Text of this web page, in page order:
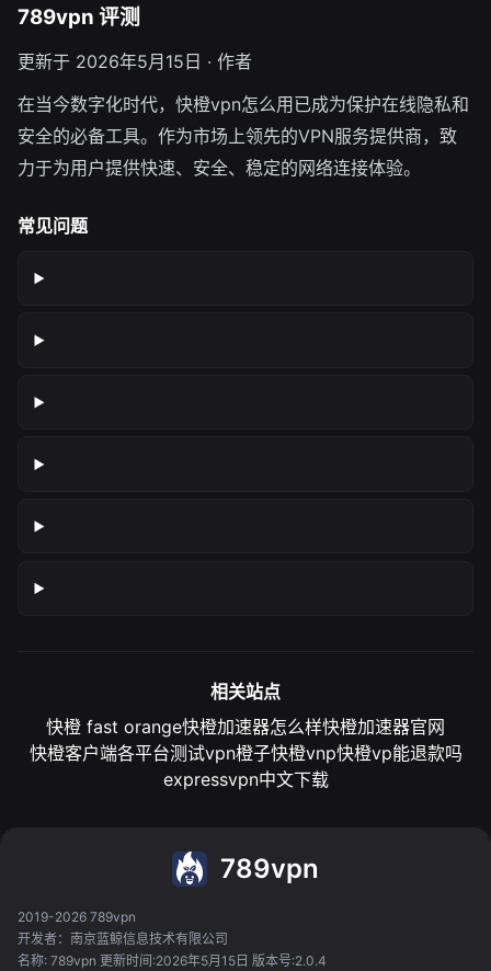
789vpn 评测
更新于 2026年5月15日 · 作者
在当今数字化时代，快橙vpn怎么用已成为保护在线隐私和
安全的必备工具。作为市场上领先的VPN服务提供商，致
力于为用户提供快速、安全、稳定的网络连接体验。
常见问题
相关站点
快橙 fast orange快橙加速器怎么样快橙加速器官网
快橙客户端各平台测试vpn橙子快橙vnp快橙vp能退款吗
expressvpn中文下载
789vpn
2019-2026 789vpn
开发者：南京蓝鲸信息技术有限公司
名称: 789vpn 更新时间:2026年5月15日 版本号:2.0.4